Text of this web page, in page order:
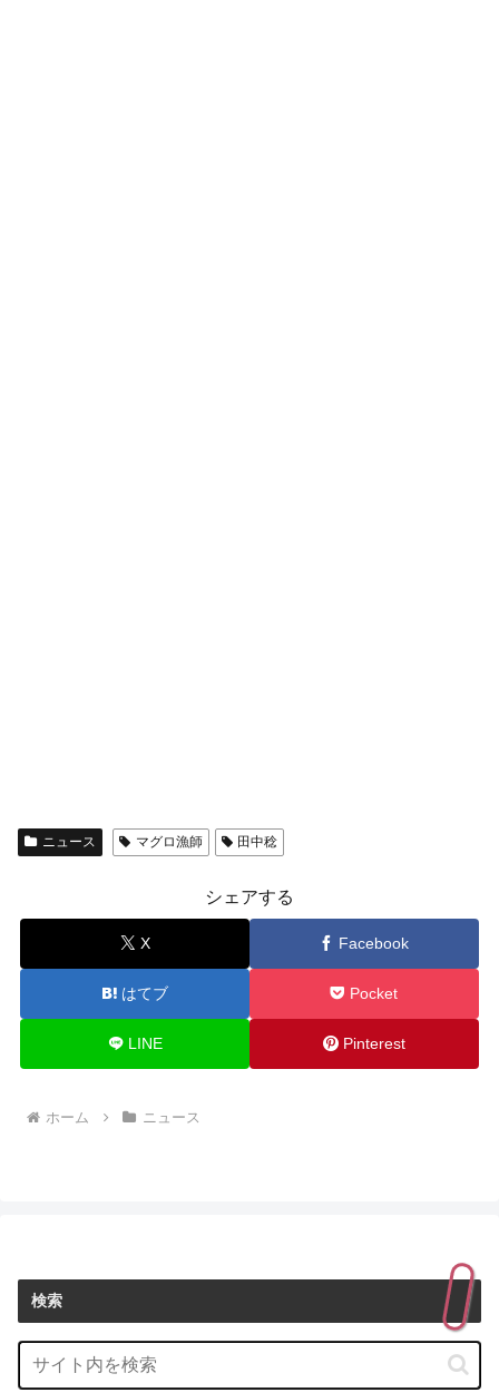
ニュース マグロ漁師 田中稔
シェアする
X Facebook
はてブ Pocket
LINE Pinterest
ホーム ニュース
検索